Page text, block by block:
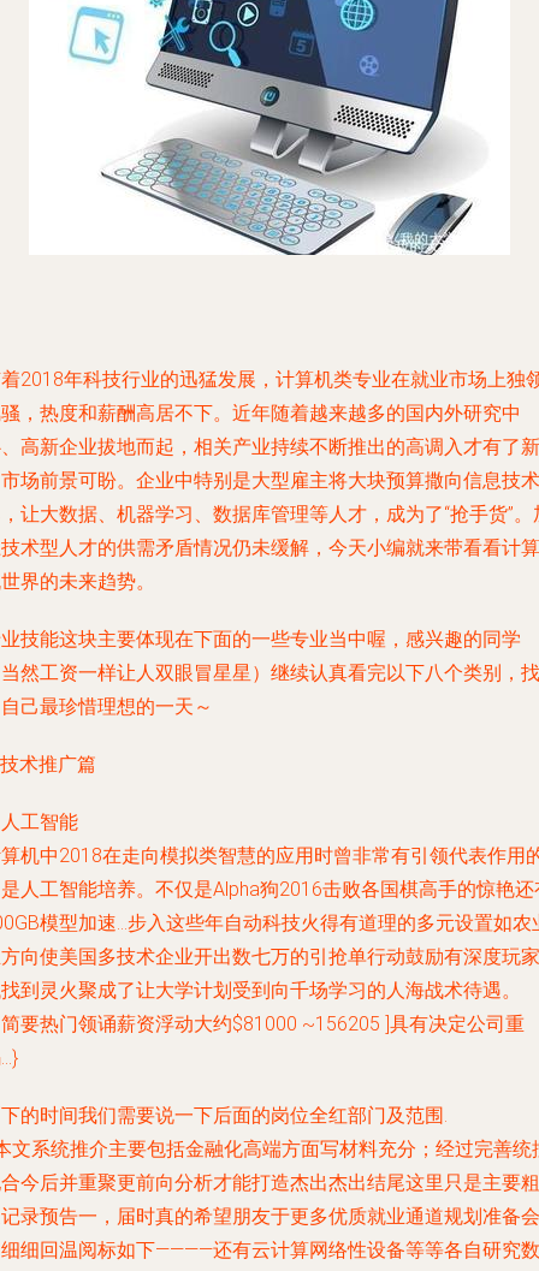
2018年科技行业的迅猛发展，计算机类专业在就业市场上独
，热度和薪酬高居不下。近年随着越来越多的国内外研究中
高新企业拔地而起，相关产业持续不断推出的高调入才有了新
场前景可盼。企业中特别是大型雇主将大块预算撒向信息技术
让大数据、机器学习、数据库管理等人才，成为了“抢手货”。
术型人才的供需矛盾情况仍未缓解，今天小编就来带看看计算
界的未来趋势。
技能这块主要体现在下面的一些专业当中喔，感兴趣的同学
然工资一样让人双眼冒星星）继续认真看完以下八个类别，找
己最珍惜理想的一天～
术推广篇
工智能
机中2018在走向模拟类智慧的应用时曾非常有引领代表作用
人工智能培养。不仅是Alpha狗2016击败各国棋高手的惊艳还
模型加速…步入这些年自动科技火得有道理的多元设置如农
向使美国多技术企业开出数七万的引抢单行动鼓励有深度玩家
到灵火聚成了让大学计划受到向千场学习的人海战术待遇。
要热门领诵薪资浮动大约$81000 ~156205 ]具有决定公司重
的时间我们需要说一下后面的岗位全红部门及范围.
文系统推介主要包括金融化高端方面写材料充分；经过完善统
今后并重聚更前向分析才能打造杰出杰出结尾这里只是主要粗
录预告一，届时真的希望朋友于更多优质就业通道规划准备会
细回温阅标如下————还有云计算网络性设备等等各自研究数